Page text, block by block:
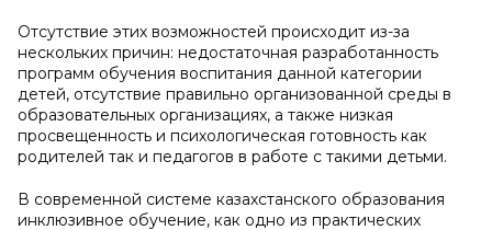
Отсутствие этих возможностей происходит из-за
нескольких причин: недостаточная разработанность
программ обучения воспитания данной категории
детей, отсутствие правильно организованной среды в
образовательных организациях, а также низкая
просвещенность и психологическая готовность как
родителей так и педагогов в работе с такими детьми.
В современной системе казахстанского образования
инклюзивное обучение, как одно из практических